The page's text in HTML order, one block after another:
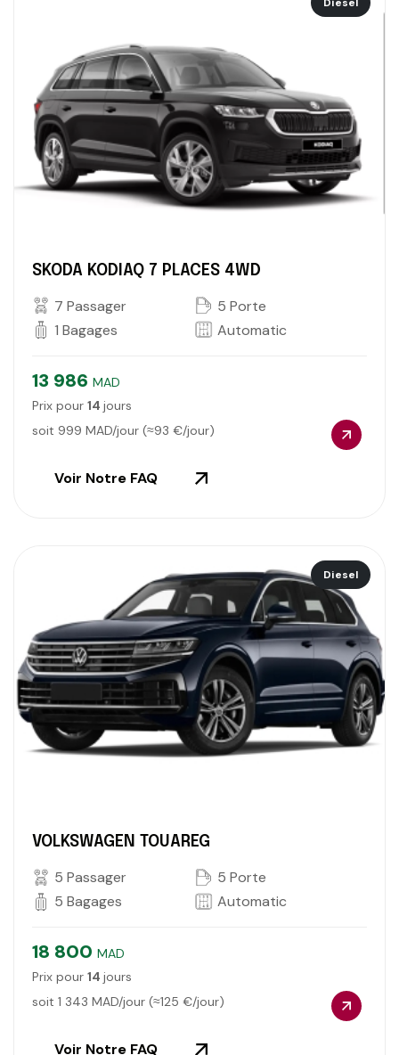
SKODA KODIAQ 7 PLACES 4WD
7 Passager
5 Porte
1 Bagages
Automatic
13 986 MAD
Prix pour 14 jours
soit 999 MAD/jour (≈93 €/jour)
Voir Notre FAQ
Diesel
VOLKSWAGEN TOUAREG
5 Passager
5 Porte
5 Bagages
Automatic
18 800 MAD
Prix pour 14 jours
soit 1 343 MAD/jour (≈125 €/jour)
Voir Notre FAQ